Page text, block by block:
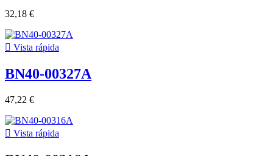
32,18 €
 Vista rápida
BN40-00327A
47,22 €
 Vista rápida